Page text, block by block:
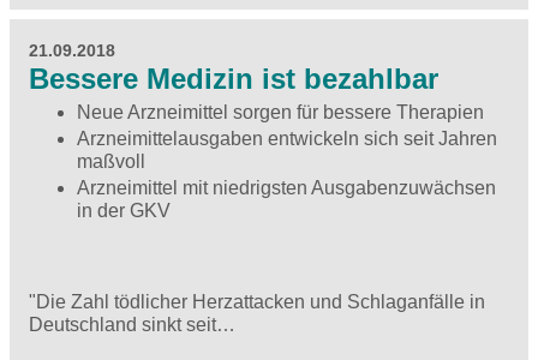
21.09.2018
Bessere Medizin ist bezahlbar
Neue Arzneimittel sorgen für bessere Therapien
Arzneimittelausgaben entwickeln sich seit Jahren
maßvoll
Arzneimittel mit niedrigsten Ausgabenzuwächsen
in der GKV
"Die Zahl tödlicher Herzattacken und Schlaganfälle in
Deutschland sinkt seit…